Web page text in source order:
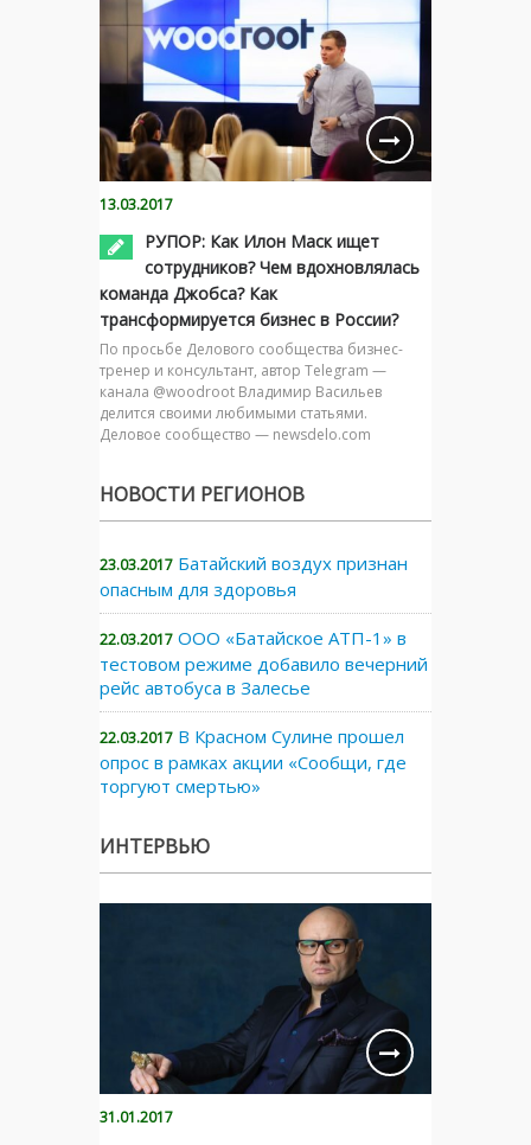
13.03.2017
РУПОР: Как Илон Маск ищет
сотрудников? Чем вдохновлялась
команда Джобса? Как
трансформируется бизнес в России?
По просьбе Делового сообщества бизнес-
тренер и консультант, автор Telegram —
канала @woodroot Владимир Васильев
делится своими любимыми статьями.
Деловое сообщество — newsdelo.com
НОВОСТИ РЕГИОНОВ
23.03.2017 Батайский воздух признан
опасным для здоровья
22.03.2017 ООО «Батайское АТП-1» в
тестовом режиме добавило вечерний
рейс автобуса в Залесье
22.03.2017 В Красном Сулине прошел
опрос в рамках акции «Сообщи, где
торгуют смертью»
ИНТЕРВЬЮ
31.01.2017